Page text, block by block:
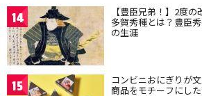
14 【豊臣兄弟！】2度
多賀秀種とは？豊臣
の生涯
15 コンビニおにぎりが
商品をモチーフにし